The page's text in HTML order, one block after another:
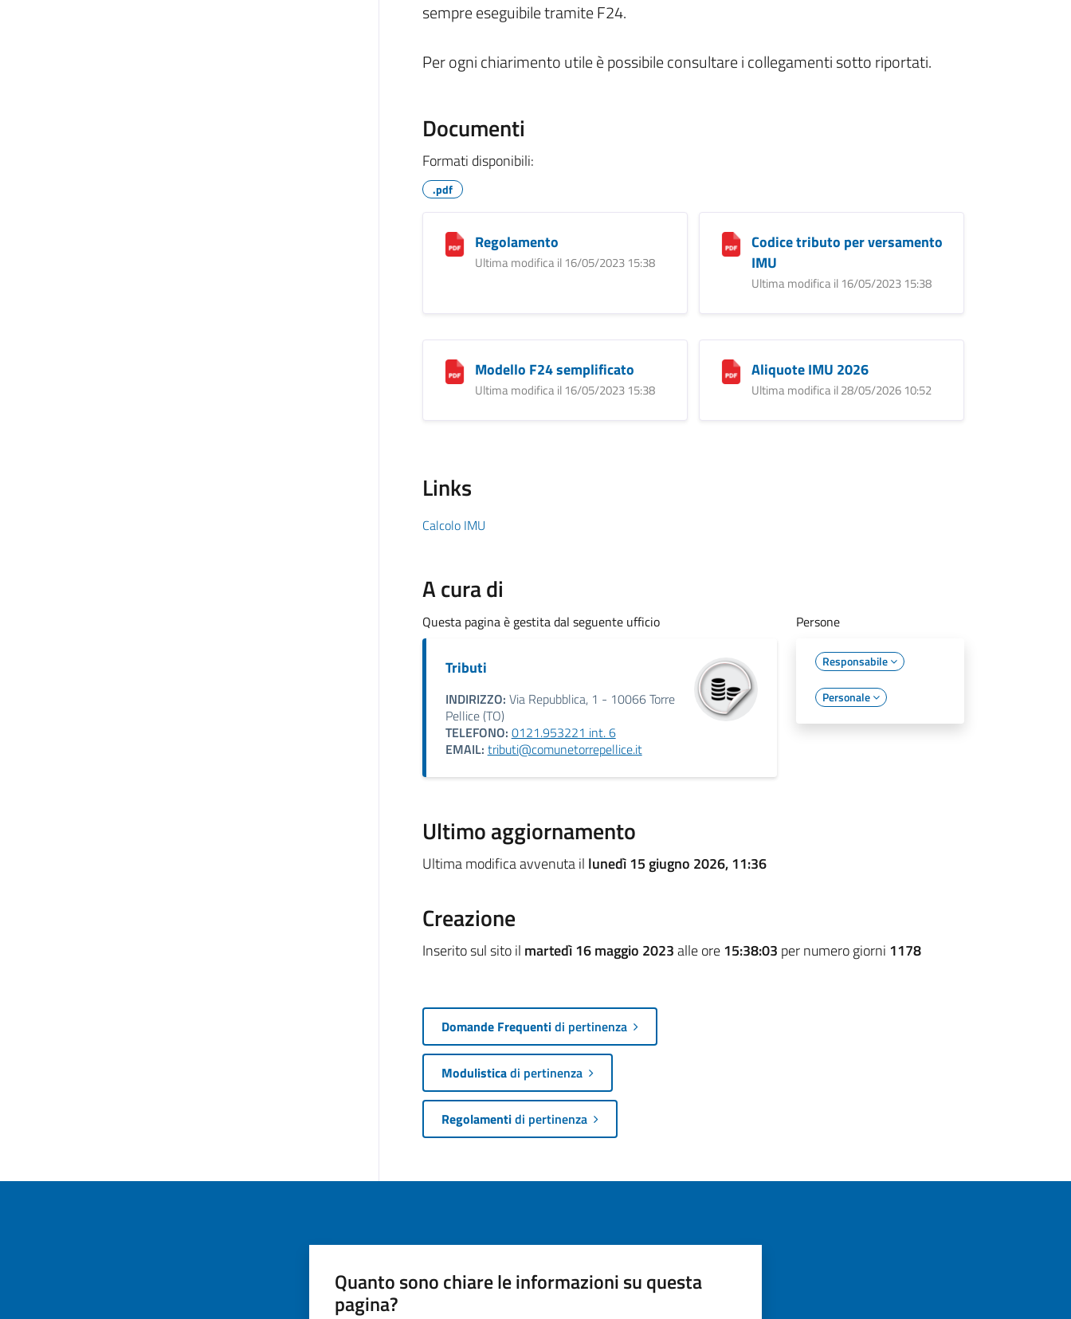
sempre eseguibile tramite F24.
Per ogni chiarimento utile è possibile consultare i collegamenti sotto riportati.
Documenti
Formati disponibili:
.pdf
Regolamento
Ultima modifica il 16/05/2023 15:38
Codice tributo per versamento
IMU
Ultima modifica il 16/05/2023 15:38
Modello F24 semplificato
Ultima modifica il 16/05/2023 15:38
Aliquote IMU 2026
Ultima modifica il 28/05/2026 10:52
Links
Calcolo IMU
A cura di
Questa pagina è gestita dal seguente ufficio
Tributi
INDIRIZZO: Via Repubblica, 1 - 10066 Torre
Pellice (TO)
TELEFONO: 0121.953221 int. 6
EMAIL: tributi@comunetorrepellice.it
Persone
Responsabile
Personale
Ultimo aggiornamento
Ultima modifica avvenuta il lunedì 15 giugno 2026, 11:36
Creazione
Inserito sul sito il martedì 16 maggio 2023alle ore15:38:03 per numero giorni 1178
Domande Frequentidi pertinenza
Modulisticadi pertinenza
Regolamentidi pertinenza
Quanto sono chiare le informazioni su questa
pagina?